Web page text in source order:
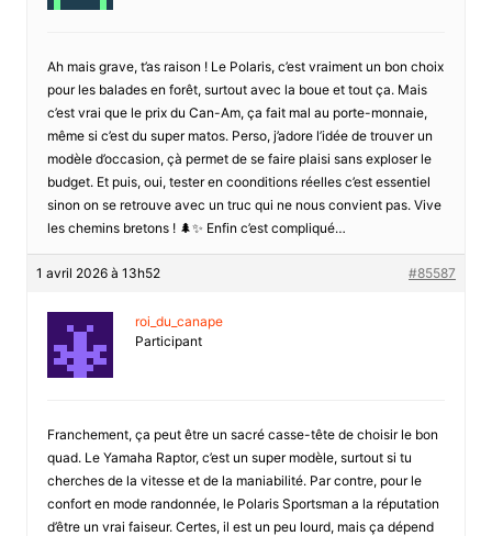
Ah mais grave, t’as raison ! Le Polaris, c’est vraiment un bon choix
pour les balades en forêt, surtout avec la boue et tout ça. Mais
c’est vrai que le prix du Can-Am, ça fait mal au porte-monnaie,
même si c’est du super matos. Perso, j’adore l’idée de trouver un
modèle d’occasion, çà permet de se faire plaisi sans exploser le
budget. Et puis, oui, tester en coonditions réelles c’est essentiel
sinon on se retrouve avec un truc qui ne nous convient pas. Vive
les chemins bretons ! 🌲✨ Enfin c’est compliqué…
1 avril 2026 à 13h52 #85587
roi_du_canape
Participant
Franchement, ça peut être un sacré casse-tête de choisir le bon
quad. Le Yamaha Raptor, c’est un super modèle, surtout si tu
cherches de la vitesse et de la maniabilité. Par contre, pour le
confort en mode randonnée, le Polaris Sportsman a la réputation
d’être un vrai faiseur. Certes, il est un peu lourd, mais ça dépend